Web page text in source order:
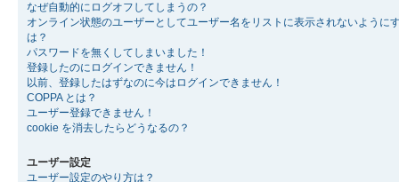
なぜ自動的にログオフしてしまうの？
オンライン状態のユーザーとしてユーザー名をリストに表示されないように
は？
パスワードを無くしてしまいました！
登録したのにログインできません！
以前、登録したはずなのに今はログインできません！
COPPA とは？
ユーザー登録できません！
cookie を消去したらどうなるの？
ユーザー設定
ユーザー設定のやり方は？